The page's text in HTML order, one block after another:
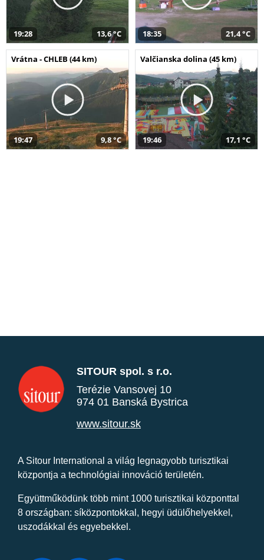
19:28 13,6 °C 18:35 21,4 °C
Vrátna - CHLEB (44 km)
19:47 9,8 °C
Valčianska dolina (45 km)
19:46 17,1 °C
SITOUR spol. s r.o.
Terézie Vansovej 10
974 01 Banská Bystrica
www.sitour.sk
A Sitour International a világ legnagyobb turisztikai
központja a technológiai innováció területén.
Együttműködünk több mint 1000 turisztikai központtal
8 országban: síközpontokkal, hegyi üdülőhelyekkel,
uszodákkal és egyebekkel.